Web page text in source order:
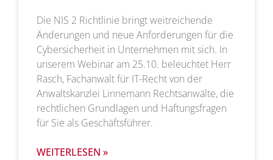
Die NIS 2 Richtlinie bringt weitreichende
Änderungen und neue Anforderungen für die
Cybersicherheit in Unternehmen mit sich. In
unserem Webinar am 25.10. beleuchtet Herr
Rasch, Fachanwalt für IT-Recht von der
Anwaltskanzlei Linnemann Rechtsanwälte, die
rechtlichen Grundlagen und Haftungsfragen
für Sie als Geschäftsführer.
WEITERLESEN »